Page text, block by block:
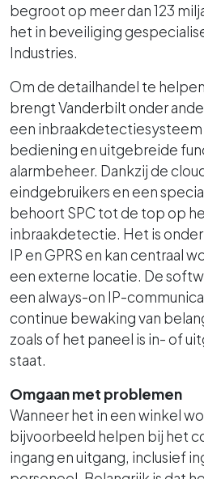
begroot op meer dan 123
het in beveiliging
Industries.
Om de detailhandel te
brengt Vanderbilt onder
een
bediening en uitgebreide
alarmbeheer. Dankzij de
eindgebruikers en een
behoort SPC tot de top op
inbraakdetectie. Het is
IP en GPRS en kan centraal
een externe locatie. De
een always-on IP-
continue bewaking van
zoals of het paneel is in- of
staat.
Omgaan met problemen
Wanneer het in een winkel
bijvoorbeeld helpen bij het
ingang en uitgang, inclusief